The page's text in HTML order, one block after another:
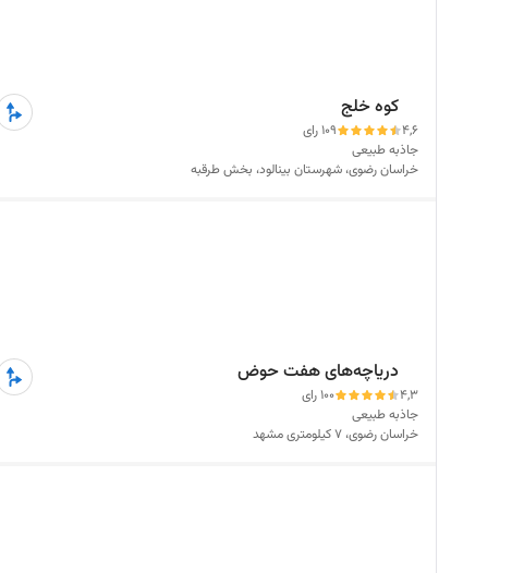
کوه خلج
4,6
109 رای
جاذبه طبیعی
خراسان رضوی، شهرستان بینالود، بخش طرقبه
دریاچه‌های هفت حوض
4,3
100 رای
جاذبه طبیعی
خراسان رضوی، 7 کیلومتری مشهد